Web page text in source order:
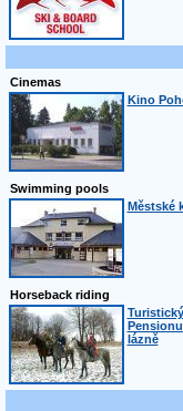
Cinemas
Kino
Swimming pools
Městské
Horseback riding
lázně